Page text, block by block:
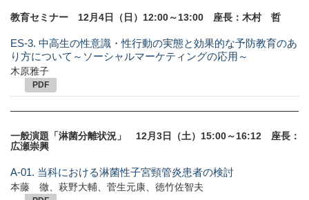
教育セミナー 12月4日（日）12:00～13:00 座長：木村 哲
ES-3. 中高生の性意識・性行動の実態と効果的な予防教育のあ
り方について～ソーシャルマーケティングの応用～
木原雅子
PDF
一般演題「淋菌分離状況」 12月3日（土）15:00～16:12 座長：
広瀬崇興
A-01. 当科における淋菌性子宮頸管炎患者の検討
本藤 徹、萩野大輔、菅生元康、徳竹佐智夫